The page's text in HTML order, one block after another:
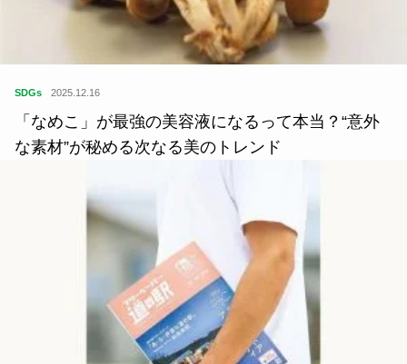
SDGs 2025.12.16
「なめこ」が最強の美容液になるって本当？“意外
な素材”が秘める次なる美のトレンド